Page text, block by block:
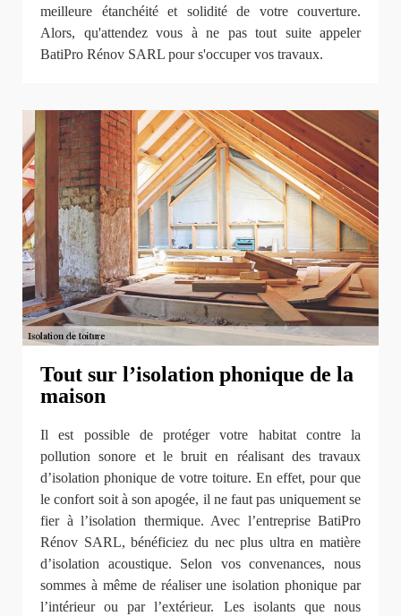
meilleure étanchéité et solidité de votre couverture.
Alors, qu'attendez vous à ne pas tout suite appeler
BatiPro Rénov SARL pour s'occuper vos travaux.
Tout sur l’isolation phonique de la
maison
Il est possible de protéger votre habitat contre la
pollution sonore et le bruit en réalisant des travaux
d’isolation phonique de votre toiture. En effet, pour que
le confort soit à son apogée, il ne faut pas uniquement se
fier à l’isolation thermique. Avec l’entreprise BatiPro
Rénov SARL, bénéficiez du nec plus ultra en matière
d’isolation acoustique. Selon vos convenances, nous
sommes à même de réaliser une isolation phonique par
l’intérieur ou par l’extérieur. Les isolants que nous